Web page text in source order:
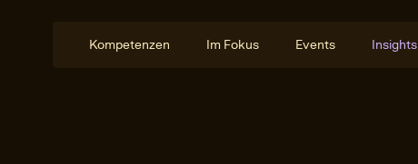
Kompetenzen Im Fokus Events Insights